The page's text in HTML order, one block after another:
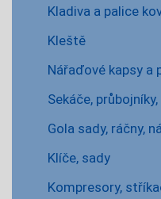
Kladiva a palice
Kleště
Nářaďové kapsy a
Sekáče,
Gola sady, ráčny,
Klíče, sady
Kompresory,